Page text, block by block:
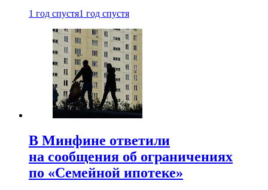
1 год спустя1 год спустя
В Минфине ответили
на сообщения об ограничениях
по «Семейной ипотеке»